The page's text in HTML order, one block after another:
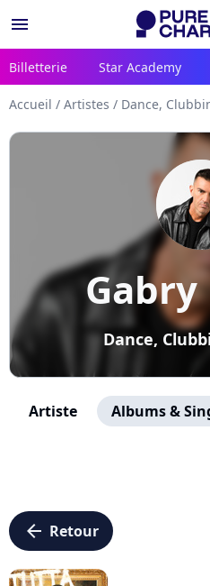
menu
Billetterie Star Academy
Accueil / Artistes / Dance,
Dance,
Artiste Albums &
arrow_left Retour